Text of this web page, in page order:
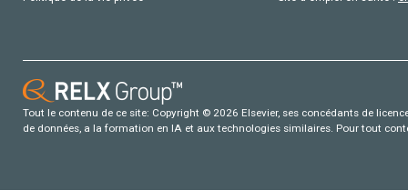
Tout le contenu de ce site: Copyright © 2026 Elsevier, ses concédants de
de données, a la formation en IA et aux technologies similaires. Pour tout